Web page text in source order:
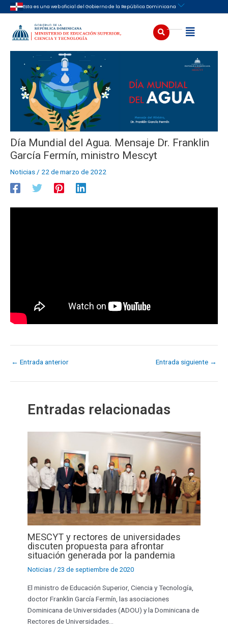
al
contenido
Esta es una web oficial del Gobierno de la República Dominicana
Buscar Abrir
Día Mundial del Agua. Mensaje Dr. Franklin
García Fermín, ministro Mescyt
Noticias / 22 de marzo de 2022
Navegación
de
entradas
← Entrada anterior Entrada siguiente →
Entradas relacionadas
MESCYT y rectores de universidades
discuten propuesta para afrontar
situación generada por la pandemia
Noticias /23 de septiembre de 2020
El ministro de Educación Superior, Ciencia y Tecnología,
doctor Franklin García Fermín, las asociaciones
Dominicana de Universidades (ADOU) y la Dominicana de
Rectores de Universidades…